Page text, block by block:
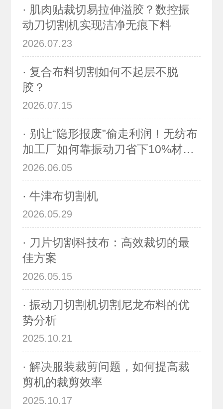
· 肌肉贴裁切易拉伸溢胶？数控振
动刀切割机实现洁净无痕下料
2026.07.23
· 复合布料切割如何不起层不脱
胶？
2026.07.15
· 别让“隐形报废”偷走利润！无纺布
加工厂如何靠振动刀省下10%材料
费？
2026.06.05
· 牛津布切割机
2026.05.29
· 刀片切割科技布：高效裁切的最
佳方案
2026.05.15
· 振动刀切割机切割尼龙布料的优
势分析
2025.10.21
· 解决服装裁剪问题，如何提高裁
剪机的裁剪效率
2025.10.17